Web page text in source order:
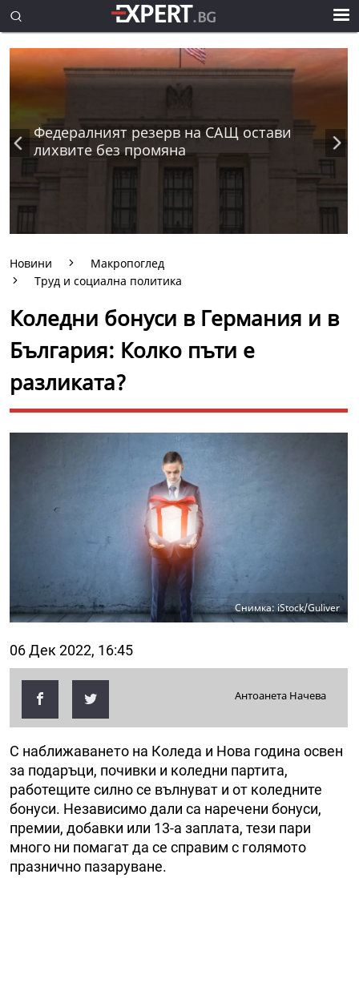
Федералният резерв на САЩ остави
лихвите без промяна
Новини
Макропоглед
Труд и социална политика
Коледни бонуси в Германия и в
България: Колко пъти е
разликата?
Снимка: iStock/Guliver
06 Дек 2022, 16:45
Антоанета Начева
С наближаването на Коледа и Нова година освен
за подаръци, почивки и коледни партита,
работещите силно се вълнуват и от коледните
бонуси. Независимо дали са наречени бонуси,
премии, добавки или 13-а заплата, тези пари
много ни помагат да се справим с голямото
празнично пазаруване.